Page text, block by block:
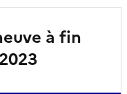
à fin